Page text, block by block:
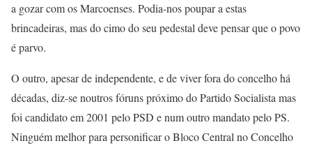
a gozar com os Marcoenses. Podia-nos poupar a estas
brincadeiras, mas do cimo do seu pedestal deve pensar que o povo
é parvo.
O outro, apesar de independente, e de viver fora do concelho há
décadas, diz-se noutros fóruns próximo do Partido Socialista mas
foi candidato em 2001 pelo PSD e num outro mandato pelo PS.
Ninguém melhor para personificar o Bloco Central no Concelho